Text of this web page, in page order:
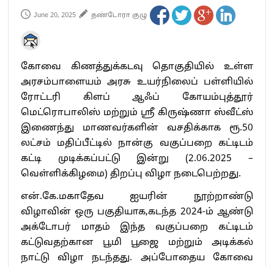
June 20, 2025 தண்டோரா குழு
கோவை கிணத்துக்கடவு தொகுதியில் உள்ள
அரசம்பாளையம் அரசு உயர்நிலைப் பள்ளியில்
ரோட்டரி கிளப் ஆஃப் கோயம்புத்தூர்
மெட்ரொபாலிஸ் மற்றும் ஸ்ரீ கிருஷ்ணா ஸ்வீட்ஸ்
இணைந்து மாணவர்களின் வசதிக்காக ரூ.50
லட்சம் மதிப்பீட்டில் நான்கு வகுப்பறை கட்டிடம்
கட்டி முடிக்கப்பட்டு இன்று (2.06.2025 –
வெள்ளிக்கிழமை) திறப்பு விழா நடைபெற்றது.
என்.கே.மகாதேவ ஐயரின் நூற்றாண்டு
விழாவின் ஒரு பகுதியாக,கடந்த 2024-ம் ஆண்டு
அக்டோபர் மாதம் இந்த வகுப்பறை கட்டிடம்
கட்டுவதற்கான பூமி பூஜை மற்றும் அடிக்கல்
நாட்டு விழா நடந்தது. அப்போதைய கோவை